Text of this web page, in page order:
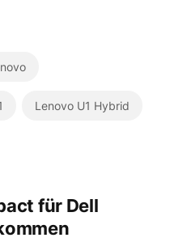
Lenovo U1 Hybrid
für Dell